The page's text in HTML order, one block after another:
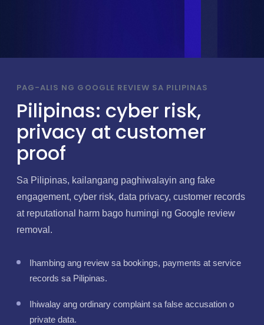
PAG-ALIS NG GOOGLE REVIEW SA PILIPINAS
Pilipinas: cyber risk,
privacy at customer
proof
Sa Pilipinas, kailangang paghiwalayin ang fake
engagement, cyber risk, data privacy, customer records
at reputational harm bago humingi ng Google review
removal.
Ihambing ang review sa bookings, payments at service
records sa Pilipinas.
Ihiwalay ang ordinary complaint sa false accusation o
private data.